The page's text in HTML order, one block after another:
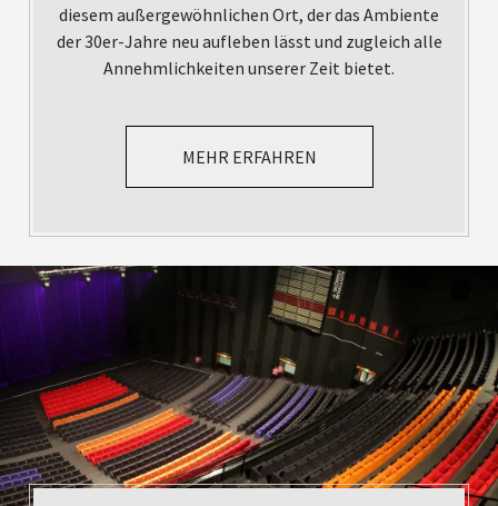
diesem außergewöhnlichen Ort, der das Ambiente
der 30er-Jahre neu aufleben lässt und zugleich alle
Annehmlichkeiten unserer Zeit bietet.
MEHR ERFAHREN